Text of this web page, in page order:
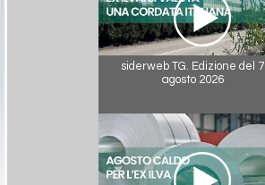
siderweb TG. Edizione del 7
agosto 2026